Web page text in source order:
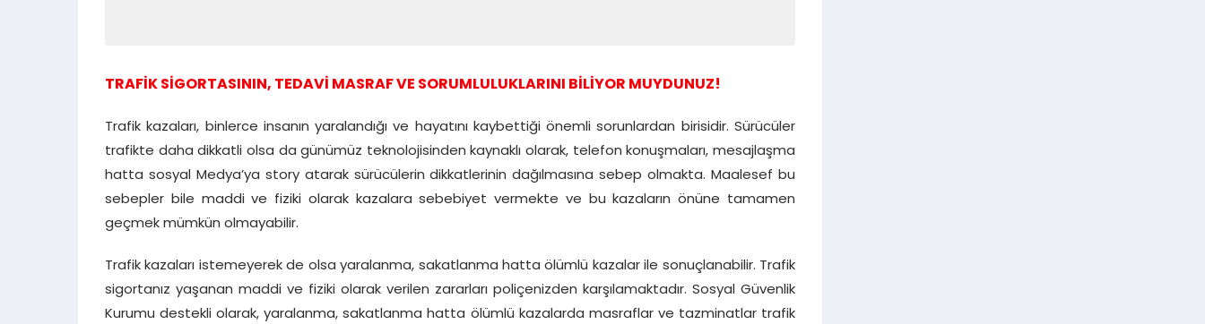
TRAFİK SİGORTASININ, TEDAVİ MASRAF VE SORUMLULUKLARINI BİLİYOR MUYDUNUZ!
Trafik kazaları, binlerce insanın yaralandığı ve hayatını kaybettiği önemli sorunlardan birisidir. Sürücüler
trafikte daha dikkatli olsa da günümüz teknolojisinden kaynaklı olarak, telefon konuşmaları, mesajlaşma
hatta sosyal Medya’ya story atarak sürücülerin dikkatlerinin dağılmasına sebep olmakta. Maalesef bu
sebepler bile maddi ve fiziki olarak kazalara sebebiyet vermekte ve bu kazaların önüne tamamen
geçmek mümkün olmayabilir.
Trafik kazaları istemeyerek de olsa yaralanma, sakatlanma hatta ölümlü kazalar ile sonuçlanabilir. Trafik
sigortanız yaşanan maddi ve fiziki olarak verilen zararları poliçenizden karşılamaktadır. Sosyal Güvenlik
Kurumu destekli olarak, yaralanma, sakatlanma hatta ölümlü kazalarda masraflar ve tazminatlar trafik